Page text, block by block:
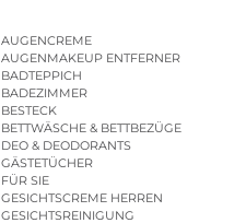
AUGENCREME
AUGENMAKEUP ENTFERNER
BADTEPPICH
BADEZIMMER
BESTECK
BETTWÄSCHE & BETTBEZÜGE
DEO & DEODORANTS
GÄSTETÜCHER
FÜR SIE
GESICHTSCREME HERREN
GESICHTSREINIGUNG